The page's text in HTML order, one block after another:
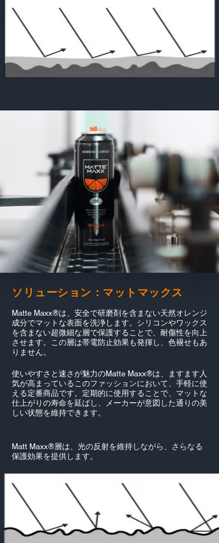
ソリューション：マットマックス
Matte Maxx®は、安全で研磨剤を含まない天然オレンジ
成分でマットな表面を洗浄します。シリコンやワックス
を含まない超微細な層で保護することで、耐傷性を向上
させます。この層は帯電防止効果も発揮し、色褪せもあ
りません。
使いやすさと速さが魅力のMatte Maxx®は、ますます人
気が高まっているこのファッションにおいて、手軽に使
える定番商品です。定期的に使用することで、マットな
仕上がりの寿命を延ばし、メーカーが意図した通りの美
しい状態を維持できます。
Matt Maxx®層は、光の反射を維持しながら、さらなる
保護効果を提供します。